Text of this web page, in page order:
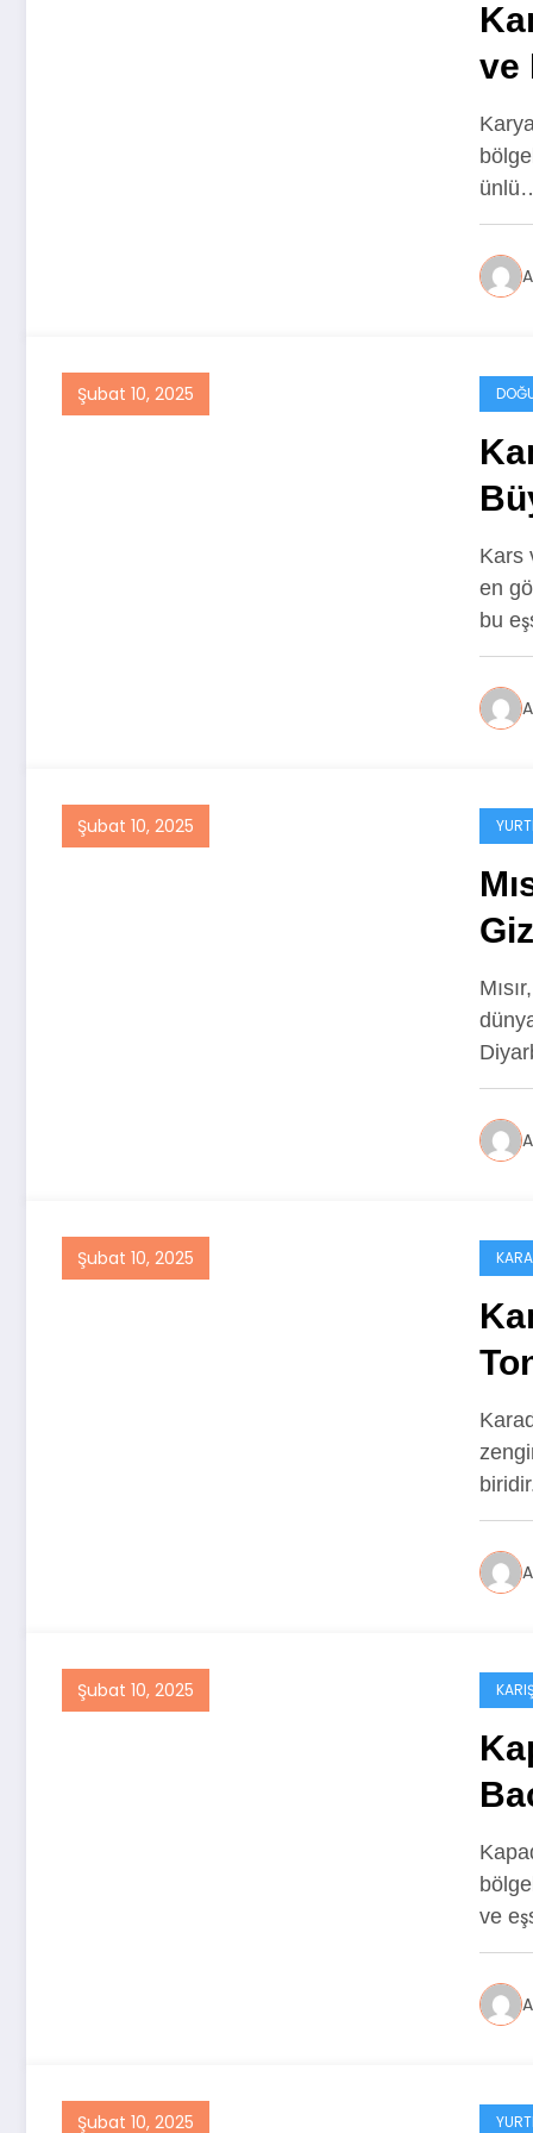
ve
Şubat 10, 2025
Kars
en
bu
Şubat 10, 2025
Şubat 10, 2025
Şubat 10, 2025
ve
Şubat 10, 2025